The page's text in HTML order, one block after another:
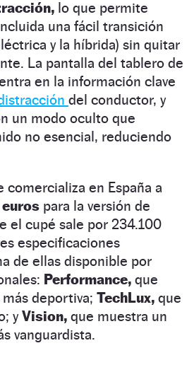
lo que permite
una fácil transición
y la híbrida) sin quitar
La pantalla del tablero de
en la información clave
del conductor, y
un modo oculto que
no esencial, reduciendo
comercializa en España a
para la versión de
el cupé sale por 234.100
especificaciones
de ellas disponible por
Performance, que
deportiva; TechLux, que
yVision, que muestra un
vanguardista.